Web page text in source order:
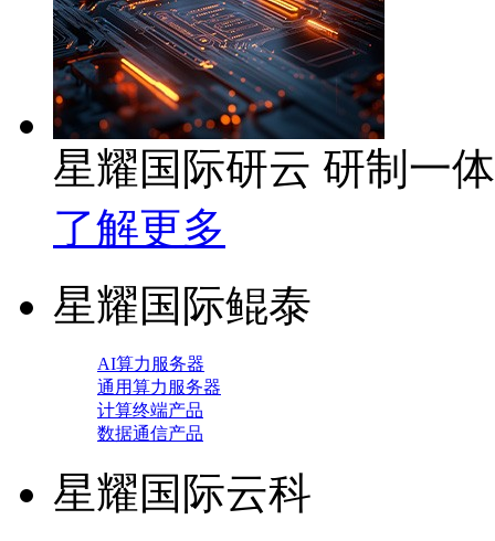
星耀国际研云 研制一
了解更多
星耀国际鲲泰
AI算力服务器
通用算力服务器
计算终端产品
数据通信产品
星耀国际云科